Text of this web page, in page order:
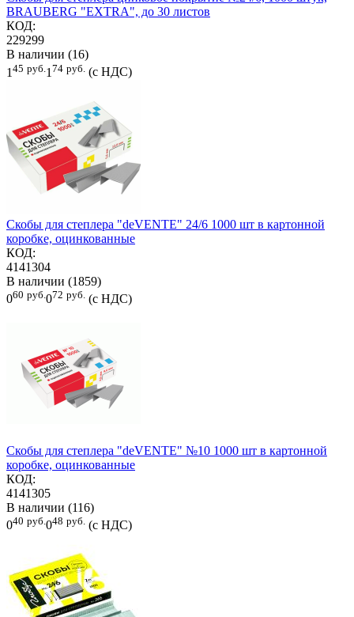
BRAUBERG "EXTRA", до 30 листов
КОД:
229299
В наличии (16)
1 45 руб. 1 74 руб. (с НДС)
Скобы для степлера "deVENTE" 24/6 1000 шт в картонной
коробке, оцинкованные
КОД:
4141304
В наличии (1859)
060 руб. 072 руб. (с НДС)
Скобы для степлера "deVENTE" №10 1000 шт в картонной
коробке, оцинкованные
КОД:
4141305
В наличии (116)
040 руб.048 руб. (с НДС)